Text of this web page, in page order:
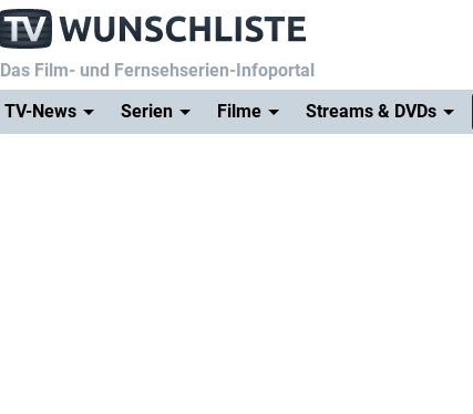
Das Film- und Fernsehserien-Infoportal
TV-News
Serien Filme Streams & DVDs